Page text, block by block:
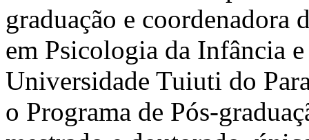
graduação e coordenadora
em Psicologia da Infância
Universidade Tuiuti do
o Programa de Pós-